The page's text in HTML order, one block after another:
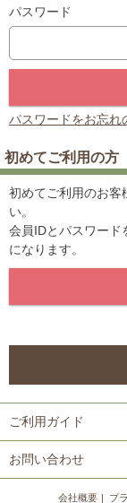
パスワード
パスワードをお忘れ
初めてご利用の方
初めてご利用のお客
い。
会員IDとパスワード
になります。
ご利用ガイド
お問い合わせ
会社概要 プ